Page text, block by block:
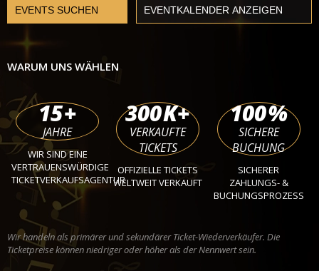
WARUM UNS WÄHLEN
15+
JAHRE
WIR SIND EINE
VERTRAUENSWÜRDIGE
TICKETVERKAUFSAGENTUR
300K+
VERKAUFTE
TICKETS
OFFIZIELLE TICKETS
WELTWEIT VERKAUFT
100%
SICHERE
BUCHUNG
SICHERER
ZAHLUNGS- &
BUCHUNGSPROZESS
Wir handeln als primärer und sekundärer Ticket-Wiederverkäufer. Die
Ticketpreise können niedriger oder höher als der Nennwert sein.